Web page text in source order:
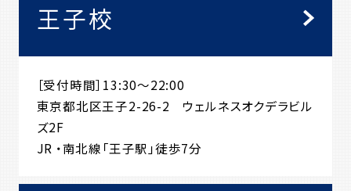
王子校
［受付時間］13:30～22:00
東京都北区王子2-26-2 ウェルネスオクデラビル
ズ2F
JR ・南北線「王子駅」徒歩7分